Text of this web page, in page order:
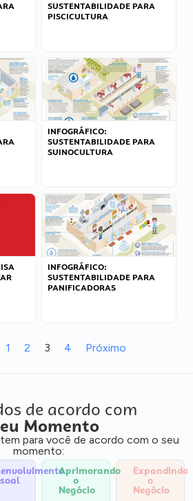
SUSTENTABILIDADE PARA
PISCICULTURA
INFOGRÁFICO:
SUSTENTABILIDADE PARA
SUINOCULTURA
INFOGRÁFICO:
SUSTENTABILIDADE PARA
PANIFICADORAS
1 2 3 4 Próximo
de acordo com
Momento
para você de acordo com o seu
momento:
Aprimorando
o
Negócio
Expandindo
o
Negócio